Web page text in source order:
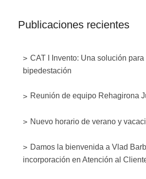
Publicaciones recientes
CAT I Invento: Una solución para
bipedestación
Reunión de equipo Rehagirona
Nuevo horario de verano y
Damos la bienvenida a Vlad
incorporación en Atención al